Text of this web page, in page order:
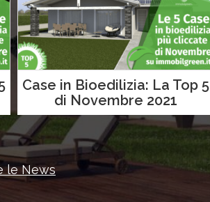
Case in Bioedilizia: La Top 5
di Novembre 2021
le News